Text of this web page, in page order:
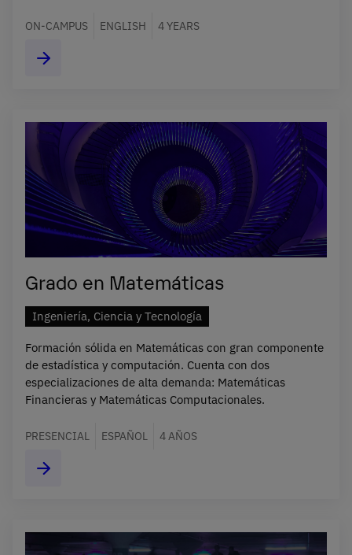
ON-CAMPUS ENGLISH 4 YEARS
Grado en Matemáticas
Ingeniería, Ciencia y Tecnología
Formación sólida en Matemáticas con gran componente
de estadística y computación. Cuenta con dos
especializaciones de alta demanda: Matemáticas
Financieras y Matemáticas Computacionales.
PRESENCIAL ESPAÑOL 4 AÑOS